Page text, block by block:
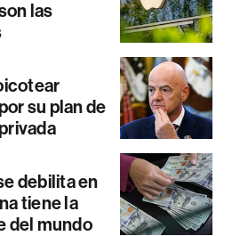
las
su plan de
debilita en
tiene la
del mundo